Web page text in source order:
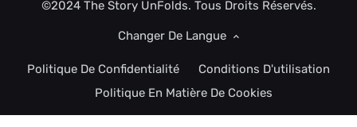
©2024 The Story UnFolds. Tous Droits Réservés.
Changer De Langue
Politique De Confidentialité
Conditions D'utilisation
Politique En Matière De Cookies